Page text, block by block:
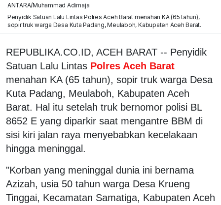
ANTARA/Muhammad Adimaja
Penyidik Satuan Lalu Lintas Polres Aceh Barat menahan KA (65 tahun),
sopir truk warga Desa Kuta Padang, Meulaboh, Kabupaten Aceh Barat.
REPUBLIKA.CO.ID, ACEH BARAT -- Penyidik
Satuan Lalu Lintas Polres Aceh Barat
menahan KA (65 tahun), sopir truk warga Desa
Kuta Padang, Meulaboh, Kabupaten Aceh
Barat. Hal itu setelah truk bernomor polisi BL
8652 E yang diparkir saat mengantre BBM di
sisi kiri jalan raya menyebabkan kecelakaan
hingga meninggal.
"Korban yang meninggal dunia ini bernama
Azizah, usia 50 tahun warga Desa Krueng
Tinggai, Kecamatan Samatiga, Kabupaten Aceh